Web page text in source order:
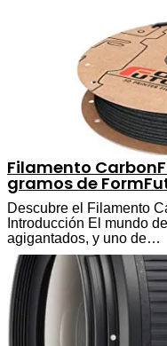
Filamento
gramos de
Descubre el Filamento
Introducción El mundo
agigantados, y uno de…